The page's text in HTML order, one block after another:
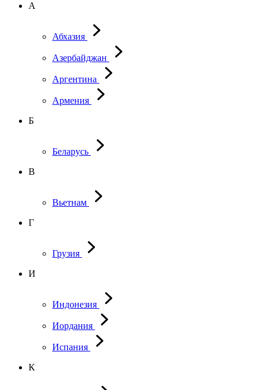
А
Абхазия
Азербайджан
Аргентина
Армения
Б
Беларусь
В
Вьетнам
Г
Грузия
И
Индонезия
Иордания
Испания
К